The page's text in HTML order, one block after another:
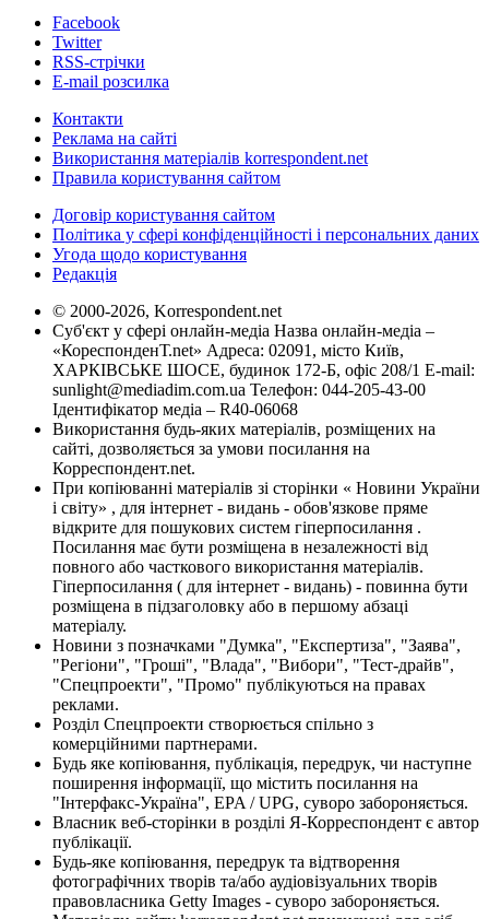
Facebook
Twitter
RSS-стрічки
E-mail розсилка
Контакти
Реклама на сайті
Використання матеріалів korrespondent.net
Правила користування сайтом
Договір користування сайтом
Політика у сфері конфіденційності і персональних даних
Угода щодо користування
Редакція
© 2000-2026, Korrespondent.net
Суб'єкт у сфері онлайн-медіа Назва онлайн-медіа –
«КореспонденТ.net» Адреса: 02091, місто Київ,
ХАРКІВСЬКЕ ШОСЕ, будинок 172-Б, офіс 208/1 E-mail:
sunlight@mediadim.com.ua Телефон: 044-205-43-00
Ідентифікатор медіа – R40-06068
Використання будь-яких матеріалів, розміщених на
сайті, дозволяється за умови посилання на
Корреспондент.net.
При копіюванні матеріалів зі сторінки « Новини України
і світу» , для інтернет - видань - обов'язкове пряме
відкрите для пошукових систем гіперпосилання .
Посилання має бути розміщена в незалежності від
повного або часткового використання матеріалів.
Гіперпосилання ( для інтернет - видань) - повинна бути
розміщена в підзаголовку або в першому абзаці
матеріалу.
Новини з позначками "Думка", "Експертиза", "Заява",
"Регіони", "Гроші", "Влада", "Вибори", "Тест-драйв",
"Спецпроекти", "Промо" публікуються на правах
реклами.
Розділ Спецпроекти створюється спільно з
комерційними партнерами.
Будь яке копіювання, публікація, передрук, чи наступне
поширення інформації, що містить посилання на
"Інтерфакс-Україна", EPA / UPG, суворо забороняється.
Власник веб-сторінки в розділі Я-Корреспондент є автор
публікації.
Будь-яке копіювання, передрук та відтворення
фотографічних творів та/або аудіовізуальних творів
правовласника Getty Images - суворо забороняється.